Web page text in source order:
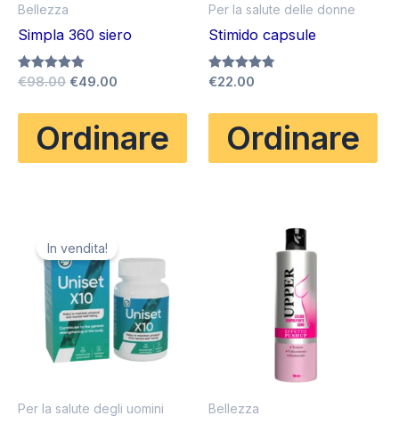
Bellezza
Simpla 360 siero
Valutato
€98.00 Il
originale
era:
€98.00.
€49.00
attuale
è:
€49.00.
Ordinare
Per la salute delle donne
Stimido capsule
Valutato
€22.00
Ordinare
In vendita!
Per la salute degli uomini Bellezza